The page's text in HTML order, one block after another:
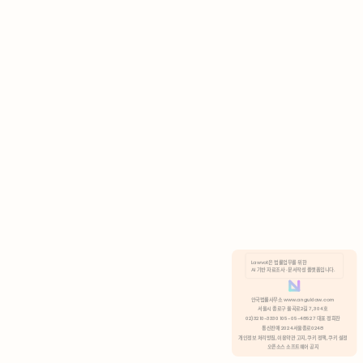
분석 쿠키 허용
Lawvot은 법률업무를 위한
AI 기반 자료조사 · 문서작성 플랫폼입니다.
안국법률사무소 www.anguklaw.com
서울시 종로구 율곡로2길 7, 304호
02)3210-3330 105-05-48527 대표 정희찬
통신판매 2024서울종로0248
개인정보 처리방침, 이용약관 고지, 쿠키 정책, 쿠키 설정
오픈소스 소프트웨어 공지